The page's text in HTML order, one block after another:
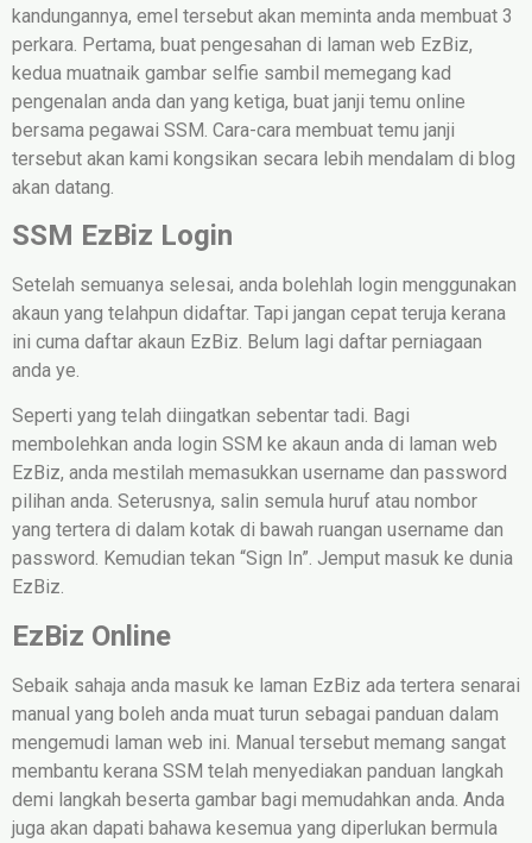
kandungannya, emel tersebut akan meminta anda membuat 3
perkara. Pertama, buat pengesahan di laman web EzBiz,
kedua muatnaik gambar selfie sambil memegang kad
pengenalan anda dan yang ketiga, buat janji temu online
bersama pegawai SSM. Cara-cara membuat temu janji
tersebut akan kami kongsikan secara lebih mendalam di blog
akan datang.
SSM EzBiz Login
Setelah semuanya selesai, anda bolehlah login menggunakan
akaun yang telahpun didaftar. Tapi jangan cepat teruja kerana
ini cuma daftar akaun EzBiz. Belum lagi daftar perniagaan
anda ye.
Seperti yang telah diingatkan sebentar tadi. Bagi
membolehkan anda login SSM ke akaun anda di laman web
EzBiz, anda mestilah memasukkan username dan password
pilihan anda. Seterusnya, salin semula huruf atau nombor
yang tertera di dalam kotak di bawah ruangan username dan
password. Kemudian tekan “Sign In”. Jemput masuk ke dunia
EzBiz.
EzBiz Online
Sebaik sahaja anda masuk ke laman EzBiz ada tertera senarai
manual yang boleh anda muat turun sebagai panduan dalam
mengemudi laman web ini. Manual tersebut memang sangat
membantu kerana SSM telah menyediakan panduan langkah
demi langkah beserta gambar bagi memudahkan anda. Anda
juga akan dapati bahawa kesemua yang diperlukan bermula